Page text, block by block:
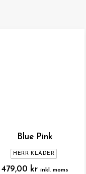
Blue Pink
HERR KLÄDER
479,00 kr inkl. moms